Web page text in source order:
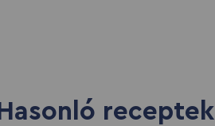
Hasonló receptek